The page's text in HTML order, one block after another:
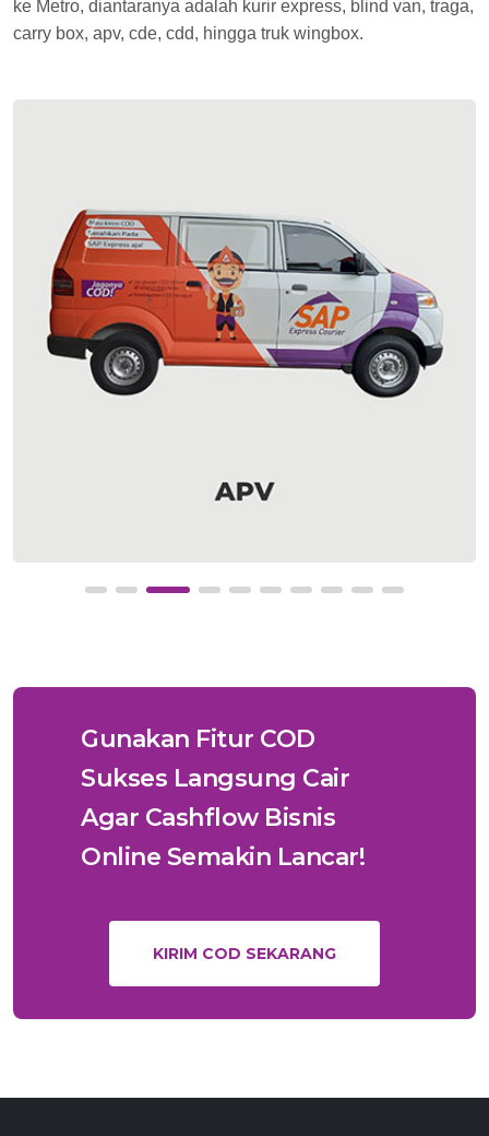
ke Metro, diantaranya adalah kurir express, blind van, traga,
carry box, apv, cde, cdd, hingga truk wingbox.
Gunakan Fitur COD
Sukses Langsung Cair
Agar Cashflow Bisnis
Online Semakin Lancar!
KIRIM COD SEKARANG